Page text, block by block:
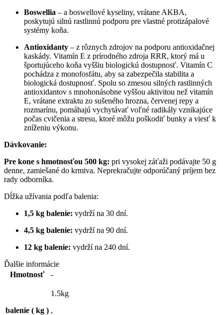
Boswellia – a boswellové kyseliny, vrátane AKBA,
poskytujú silnú rastlinnú podporu pre vlastné protizápalové
systémy koňa.
Antioxidanty – z rôznych zdrojov na podporu antioxidačnej
kaskády. Vitamín E z prírodného zdroja RRR, ktorý má u
športujúceho koňa vyššiu biologickú dostupnosť. Vitamín C
pochádza z monofosfátu, aby sa zabezpečila stabilita a
biologická dostupnosť. Spolu so zmesou silných rastlinných
antioxidantov s mnohonásobne vyššou aktivitou než vitamín
E, vrátane extraktu zo sušeného hrozna, červenej repy a
rozmarínu, pomáhajú vychytávať voľné radikály vznikajúce
počas cvičenia a stresu, ktoré môžu poškodiť bunky a viesť k
zníženiu výkonu.
Dávkovanie:
Pre kone s hmotnosťou 500 kg: pri vysokej záťaži podávajte 50 g
denne, zamiešané do krmiva. Neprekračujte odporúčaný príjem bez
rady odborníka.
Dĺžka užívania podľa balenia:
1,5 kg balenie: vydrží na 30 dní.
4,5 kg balenie: vydrží na 90 dní.
12 kg balenie: vydrží na 240 dní.
Ďalšie informácie
Hmotnosť
-
balenie ( kg )
1.5kg
,